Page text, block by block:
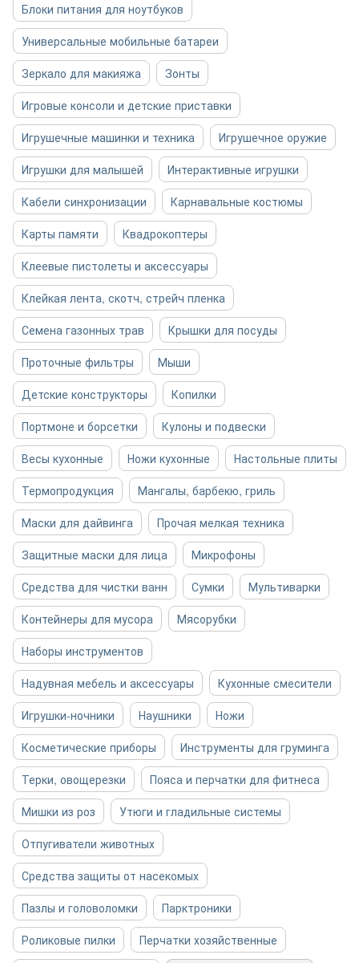
Блоки питания для ноутбуков
Универсальные мобильные батареи
Зеркало для макияжа
Зонты
Игровые консоли и детские приставки
Игрушечные машинки и техника
Игрушечное оружие
Игрушки для малышей
Интерактивные игрушки
Кабели синхронизации
Карнавальные костюмы
Карты памяти
Квадрокоптеры
Клеевые пистолеты и аксессуары
Клейкая лента, скотч, стрейч пленка
Семена газонных трав
Крышки для посуды
Проточные фильтры
Мыши
Детские конструкторы
Копилки
Портмоне и борсетки
Кулоны и подвески
Весы кухонные
Ножи кухонные
Настольные плиты
Термопродукция
Мангалы, барбекю, гриль
Маски для дайвинга
Прочая мелкая техника
Защитные маски для лица
Микрофоны
Средства для чистки ванн
Сумки
Мультиварки
Контейнеры для мусора
Мясорубки
Наборы инструментов
Надувная мебель и аксессуары
Кухонные смесители
Игрушки-ночники
Наушники
Ножи
Косметические приборы
Инструменты для груминга
Терки, овощерезки
Пояса и перчатки для фитнеса
Мишки из роз
Утюги и гладильные системы
Отпугиватели животных
Средства защиты от насекомых
Пазлы и головоломки
Парктроники
Роликовые пилки
Перчатки хозяйственные